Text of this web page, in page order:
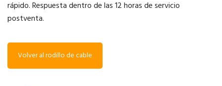
rápido. Respuesta dentro de las 12 horas de servicio
postventa.
Volver al rodillo de cable